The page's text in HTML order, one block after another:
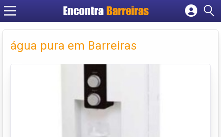
EncontraBarreiras
Cadastrar empresa
Criar conta
água pura em Barreiras